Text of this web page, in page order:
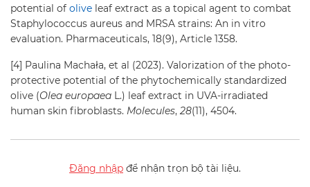
potential of olive leaf extract as a topical agent to combat
Staphylococcus aureus and MRSA strains: An in vitro
evaluation. Pharmaceuticals, 18(9), Article 1358.
[4] Paulina Machała, et al (2023). Valorization of the photo-
protective potential of the phytochemically standardized
olive (Olea europaea L.) leaf extract in UVA-irradiated
human skin fibroblasts. Molecules, 28(11), 4504.
Đăng nhập để nhận trọn bộ tài liệu.